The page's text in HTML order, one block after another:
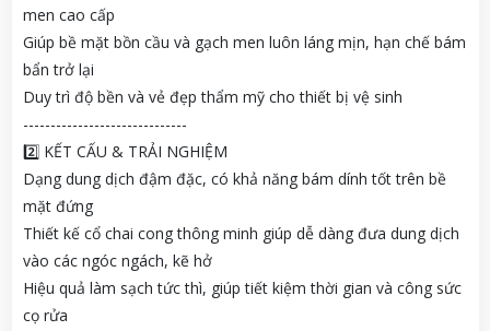
men cao cấp
Giúp bề mặt bồn cầu và gạch men luôn láng mịn, hạn chế bám
bẩn trở lại
Duy trì độ bền và vẻ đẹp thẩm mỹ cho thiết bị vệ sinh
------------------------------
2️⃣ KẾT CẤU & TRẢI NGHIỆM
Dạng dung dịch đậm đặc, có khả năng bám dính tốt trên bề
mặt đứng
Thiết kế cổ chai cong thông minh giúp dễ dàng đưa dung dịch
vào các ngóc ngách, kẽ hở
Hiệu quả làm sạch tức thì, giúp tiết kiệm thời gian và công sức
cọ rửa